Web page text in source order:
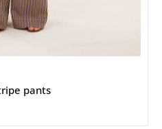
celin stripe pants